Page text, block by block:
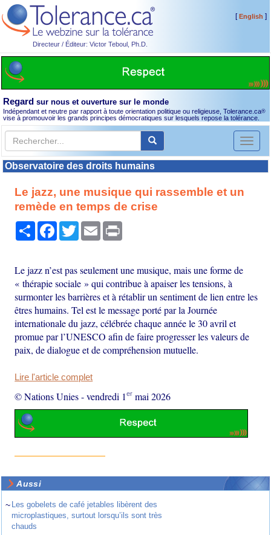
Directeur / Éditeur: Victor Teboul, Ph.D.
[English ]
Regard sur nous et ouverture sur le monde
Indépendant et neutre par rapport à toute orientation politique ou religieuse, Tolerance.ca®
vise à promouvoir les grands principes démocratiques sur lesquels repose la tolérance.
Toggle
Observatoire des droits humains
Le jazz, une musique qui rassemble et un
remède en temps de crise
PartagerFacebook
TwitterEmail
Le jazz n’est pas seulement une musique, mais une forme de
« thérapie sociale » qui contribue à apaiser les tensions, à
surmonter les barrières et à rétablir un sentiment de lien entre les
êtres humains. Tel est le message porté par la Journée
internationale du jazz, célébrée chaque année le 30 avril et
promue par l’UNESCO afin de faire progresser les valeurs de
paix, de dialogue et de compréhension mutuelle.
Lire l'article complet
© Nations Unies-vendredi 1er mai 2026
Aussi
~ Les gobelets de café jetables libèrent des
microplastiques, surtout lorsqu’ils sont très
chauds